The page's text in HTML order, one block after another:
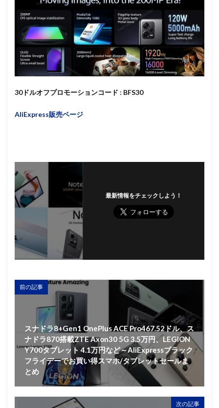
30ドルオフプロモーションコード : BFS30
AliExpress販売ページ
最新情報をチェックしよう！
前の記事
スナドラ8+Gen1 OnePlus ACE Pro467.52ドル、ス
ナドラ870搭載ZTE Axon30 5G 3.5万円、LEGION
Y700タブレット 4.1万円など～AliExpressブラック
フライデーでお買い得スマホ/タブレットセールま
とめ
次の記事